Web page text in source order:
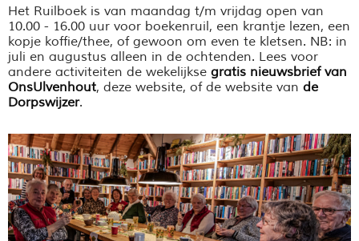
Het Ruilboek is van maandag t/m vrijdag open van
10.00 - 16.00 uur voor boekenruil, een krantje lezen, een
kopje koffie/thee, of gewoon om even te kletsen. NB: in
juli en augustus alleen in de ochtenden. Lees voor
andere activiteiten de wekelijkse gratis nieuwsbrief van
OnsUlvenhout, deze website, of de website van de
Dorpswijzer.